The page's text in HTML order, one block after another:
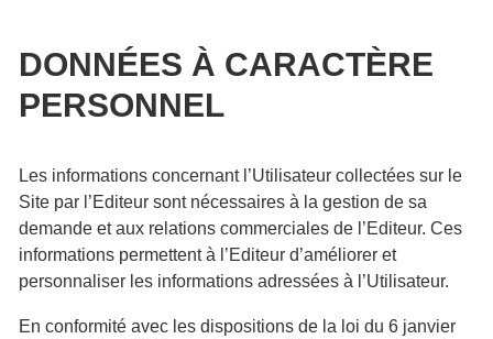
DONNÉES À CARACTÈRE
PERSONNEL
Les informations concernant l’Utilisateur collectées sur le
Site par l’Editeur sont nécessaires à la gestion de sa
demande et aux relations commerciales de l’Editeur. Ces
informations permettent à l’Editeur d’améliorer et
personnaliser les informations adressées à l’Utilisateur.
En conformité avec les dispositions de la loi du 6 janvier